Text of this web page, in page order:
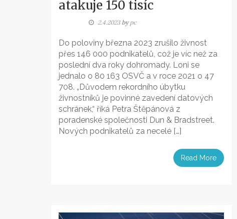
atakuje 150 tisíc
2.4.2023bypc
Do poloviny března 2023 zrušilo živnost
přes 146 000 podnikatelů, což je víc než za
poslední dva roky dohromady. Loni se
jednalo o 80 163 OSVČ a v roce 2021 o 47
708. „Důvodem rekordního úbytku
živnostníků je povinné zavedení datových
schránek,“ říká Petra Štěpánová z
poradenské společnosti Dun & Bradstreet.
Nových podnikatelů za necelé […]
Read More